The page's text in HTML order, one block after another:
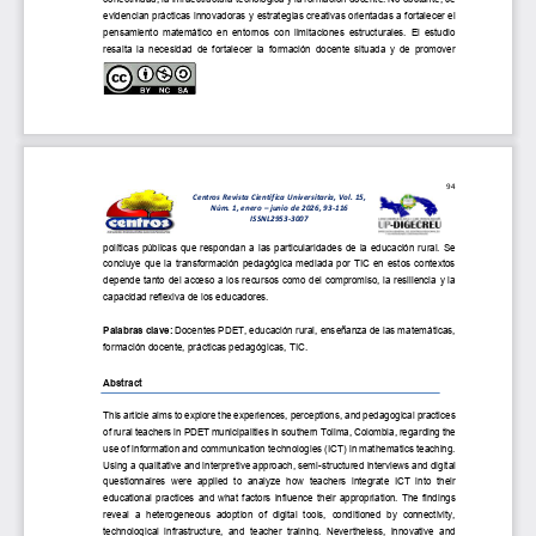
evidencian prácticas innovadoras y estrategias creativas orientadas a fortalecer el
pensamiento  matemático  en  entornos  con  limitaciones  estructurales.  El  estudio
resalta  la  necesidad  de  fortalecer  la  formación  docente  situada  y  de  promover
94
Centros Revista Científica Universitaria, Vol. 15,
Núm. 1, enero –junio de 2026, 93-116
ISSNL2953-3007
políticas  públicas  que  respondan  a  las  particularidades  de  la  educación  rural.  Se
concluye  que  la  transformación  pedagógica  mediada  por  TIC  en  estos  contextos
depende tanto del acceso a los recursos como del compromiso, la resiliencia y la
capacidad reflexiva de los educadores.
Palabras clave: Docentes PDET, educación rural, enseñanza de las matemáticas,
formación docente, prácticas pedagógicas, TIC.
Abstract
This article aims to explore the experiences, perceptions, and pedagogical practices
of rural teachers in PDET municipalities in southern Tolima, Colombia, regarding the
use of information and communication technologies (ICT) in mathematics teaching.
Using a qualitative and interpretive approach, semi-structured interviews and digital
questionnaires  were  applied  to  analyze  how  teachers  integrate  ICT  into  their
educational  practices  and  what  factors  influence  their  appropriation.  The  findings
reveal  a  heterogeneous  adoption  of  digital  tools,  conditioned  by  connectivity,
technological  infrastructure,  and  teacher  training.  Nevertheless,  innovative  and